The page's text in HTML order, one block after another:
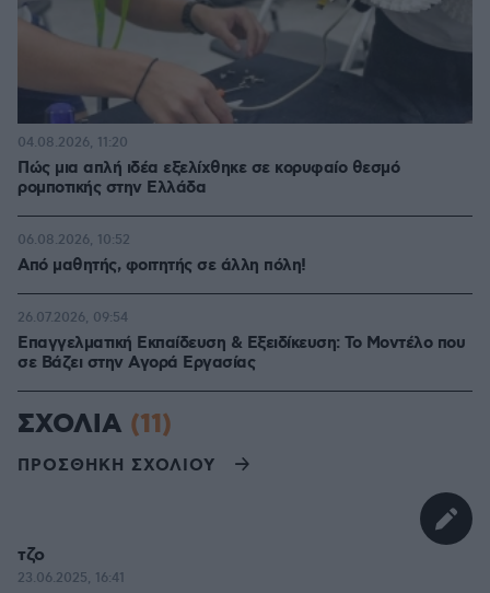
Πώς μια απλή ιδέα εξελίχθηκε σε κορυφαίο θεσμό
ρομποτικής στην Ελλάδα
04.08.2026, 11:20
Από μαθητής, φοιτητής σε άλλη πόλη!
06.08.2026, 10:52
Επαγγελματική Εκπαίδευση & Εξειδίκευση: Το Mοντέλο που
σε Bάζει στην Aγορά Eργασίας
26.07.2026, 09:54
ΣΧΟΛΙΑ (11)
ΠΡΟΣΘΗΚΗ ΣΧΟΛΙΟΥ
τζο
23.06.2025, 16:41